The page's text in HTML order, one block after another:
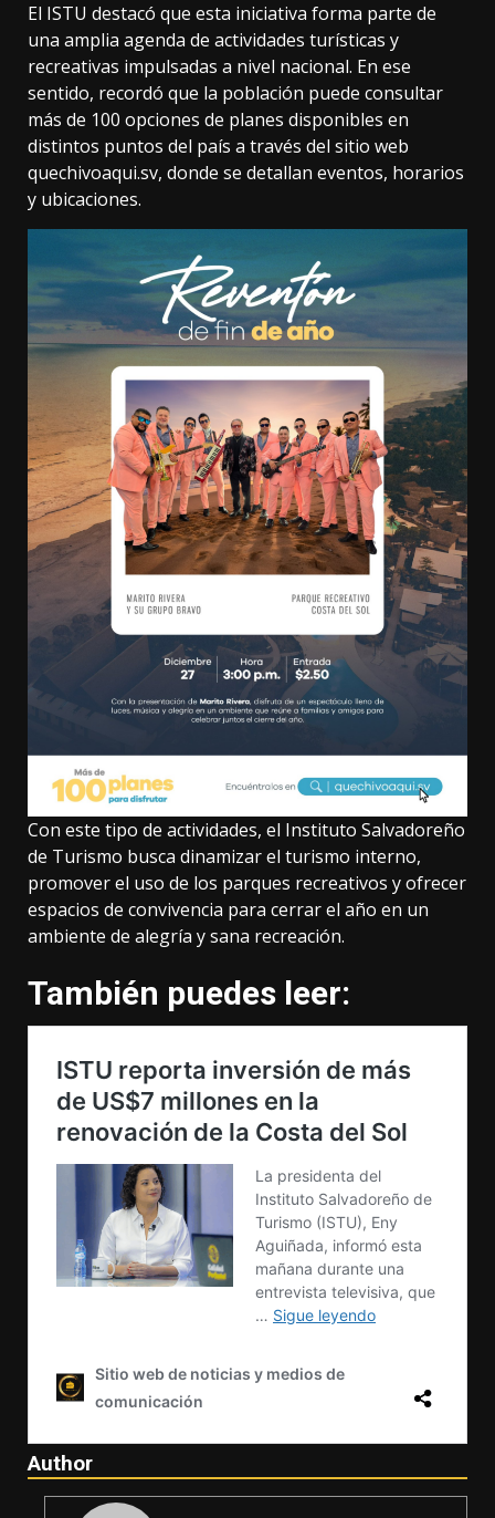
El ISTU destacó que esta iniciativa forma parte de
una amplia agenda de actividades turísticas y
recreativas impulsadas a nivel nacional. En ese
sentido, recordó que la población puede consultar
más de 100 opciones de planes disponibles en
distintos puntos del país a través del sitio web
quechivoaqui.sv, donde se detallan eventos, horarios
y ubicaciones.
Con este tipo de actividades, el Instituto Salvadoreño
de Turismo busca dinamizar el turismo interno,
promover el uso de los parques recreativos y ofrecer
espacios de convivencia para cerrar el año en un
ambiente de alegría y sana recreación.
También puedes leer:
Author